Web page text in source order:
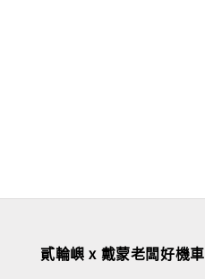
貳輪嶼 x 戴蒙老闆好機車